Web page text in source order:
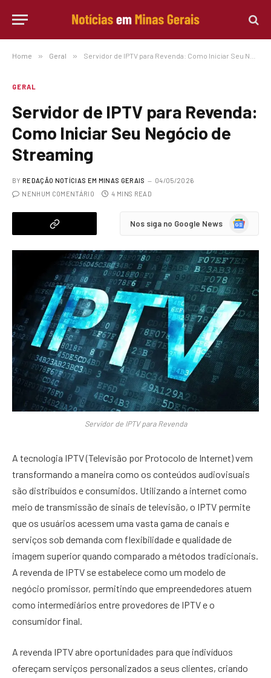
Home » Geral » Servidor de IPTV para Revenda: Como Iniciar Seu Negócio de Streaming
GERAL
Servidor de IPTV para Revenda:
Como Iniciar Seu Negócio de
Streaming
BY REDAÇÃO NOTÍCIAS EM MINAS GERAIS
04/05/2026
NENHUM COMENTÁRIO
4 MINS READ
Nos siga no Google News
Google
Servidor de IPTV para Revenda
A tecnologia IPTV (Televisão por Protocolo de Internet) vem
transformando a maneira como os conteúdos audiovisuais
são distribuídos e consumidos. Utilizando a internet como
meio de transmissão de sinais de televisão, o IPTV permite
que os usuários acessem uma vasta gama de canais e
serviços sob demanda com flexibilidade e qualidade de
imagem superior quando comparado a métodos tradicionais.
A revenda de IPTV se estabelece como um modelo de
negócio promissor, permitindo que empreendedores atuem
como intermediários entre provedores de IPTV e o
consumidor final.
A revenda IPTV abre oportunidades para que indivíduos
ofereçam serviços personalizados a seus clientes, criando